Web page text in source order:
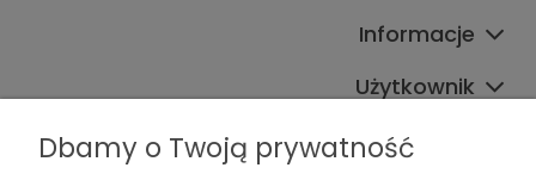
Informacje
Użytkownik
Pomoc
Dbamy o Twoją prywatność